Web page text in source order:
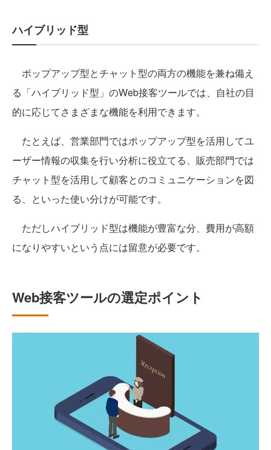
ハイブリッド型
ポップアップ型とチャット型の両方の機能を兼ね備え
る「ハイブリッド型」のWeb接客ツールでは、自社の目
的に応じてさまざまな機能を利用できます。
たとえば、営業部門ではポップアップ型を活用してユ
ーザー情報の収集を行い分析に役立てる、販売部門では
チャット型を活用して顧客とのコミュニケーションを図
る、といった使い分けが可能です。
ただしハイブリッド型は機能が豊富な分、費用が高額
になりやすいという点には留意が必要です。
Web接客ツールの選定ポイント